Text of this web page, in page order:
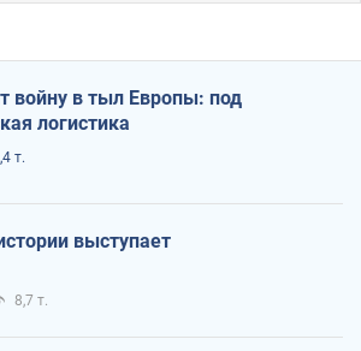
войну в тыл Европы: под
логистика
т.
выступает
8,7 т.